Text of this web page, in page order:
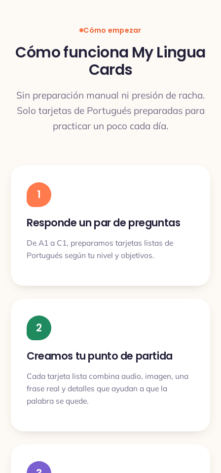
Cómo empezar
Cómo funciona My Lingua
Cards
Sin preparación manual ni presión de racha.
Solo tarjetas de Portugués preparadas para
practicar un poco cada día.
1
Responde un par de preguntas
De A1 a C1, preparamos tarjetas listas de
Portugués según tu nivel y objetivos.
2
Creamos tu punto de partida
Cada tarjeta lista combina audio, imagen, una
frase real y detalles que ayudan a que la
palabra se quede.